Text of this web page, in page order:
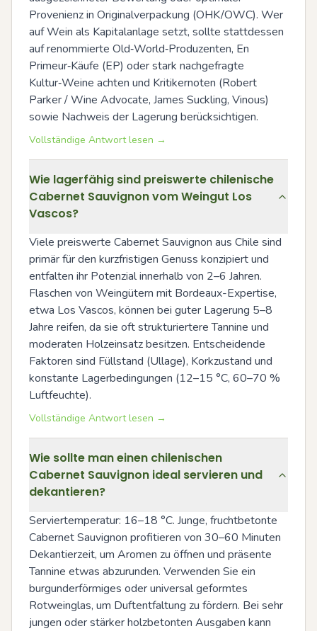
Provenienz in Originalverpackung (OHK/OWC). Wer
auf Wein als Kapitalanlage setzt, sollte stattdessen
auf renommierte Old‑World‑Produzenten, En
Primeur‑Käufe (EP) oder stark nachgefragte
Kultur‑Weine achten und Kritikernoten (Robert
Parker / Wine Advocate, James Suckling, Vinous)
sowie Nachweis der Lagerung berücksichtigen.
Vollständige Antwort lesen →
Wie lagerfähig sind preiswerte chilenische
Cabernet Sauvignon vom Weingut Los
Vascos?
Viele preiswerte Cabernet Sauvignon aus Chile sind
primär für den kurzfristigen Genuss konzipiert und
entfalten ihr Potenzial innerhalb von 2–6 Jahren.
Flaschen von Weingütern mit Bordeaux-Expertise,
etwa Los Vascos, können bei guter Lagerung 5–8
Jahre reifen, da sie oft strukturiertere Tannine und
moderaten Holzeinsatz besitzen. Entscheidende
Faktoren sind Füllstand (Ullage), Korkzustand und
konstante Lagerbedingungen (12–15 °C, 60–70 %
Luftfeuchte).
Vollständige Antwort lesen →
Wie sollte man einen chilenischen
Cabernet Sauvignon ideal servieren und
dekantieren?
Serviertemperatur: 16–18 °C. Junge, fruchtbetonte
Cabernet Sauvignon profitieren von 30–60 Minuten
Dekantierzeit, um Aromen zu öffnen und präsente
Tannine etwas abzurunden. Verwenden Sie ein
burgunderförmiges oder universal geformtes
Rotweinglas, um Duftentfaltung zu fördern. Bei sehr
jungen oder stärker holzbetonten Ausgaben kann